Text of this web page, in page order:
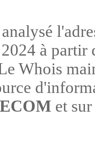
à partir
Whois
et